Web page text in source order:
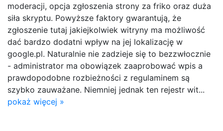
moderacji, opcja zgłoszenia strony za friko oraz duża
siła skryptu. Powyższe faktory gwarantują, że
zgłoszenie tutaj jakiejkolwiek witryny ma możliwość
dać bardzo dodatni wpływ na jej lokalizację w
google.pl. Naturalnie nie zadzieje się to bezzwłocznie
- administrator ma obowiązek zaaprobować wpis a
prawdopodobne rozbieżności z regulaminem są
szybko zauważane. Niemniej jednak ten rejestr wit...
pokaż więcej »